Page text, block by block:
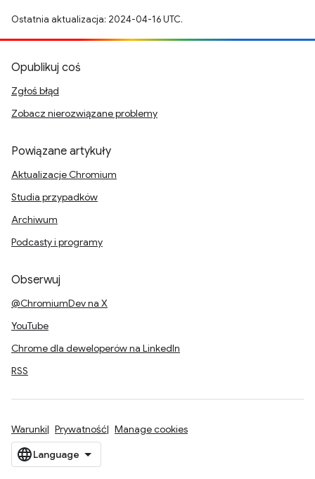
Ostatnia aktualizacja: 2024-04-16 UTC.
Opublikuj coś
Zgłoś błąd
Zobacz nierozwiązane problemy
Powiązane artykuły
Aktualizacje Chromium
Studia przypadków
Archiwum
Podcasty i programy
Obserwuj
@ChromiumDev na X
YouTube
Chrome dla deweloperów na LinkedIn
RSS
Warunki Prywatność Manage cookies